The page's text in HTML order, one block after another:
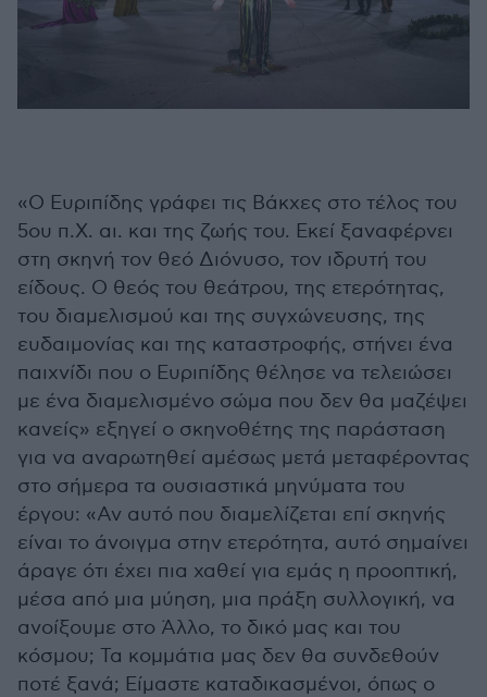
«Ο Ευριπίδης γράφει τις Βάκχες στο τέλος του
5ου π.Χ. αι. και της ζωής του. Εκεί ξαναφέρνει
στη σκηνή τον θεό Διόνυσο, τον ιδρυτή του
είδους. Ο θεός του θεάτρου, της ετερότητας,
του διαμελισμού και της συγχώνευσης, της
ευδαιμονίας και της καταστροφής, στήνει ένα
παιχνίδι που ο Ευριπίδης θέλησε να τελειώσει
με ένα διαμελισμένο σώμα που δεν θα μαζέψει
κανείς» εξηγεί ο σκηνοθέτης της παράσταση
για να αναρωτηθεί αμέσως μετά μεταφέροντας
στο σήμερα τα ουσιαστικά μηνύματα του
έργου: «Αν αυτό που διαμελίζεται επί σκηνής
είναι το άνοιγμα στην ετερότητα, αυτό σημαίνει
άραγε ότι έχει πια χαθεί για εμάς η προοπτική,
μέσα από μια μύηση, μια πράξη συλλογική, να
ανοίξουμε στο Άλλο, το δικό μας και του
κόσμου; Τα κομμάτια μας δεν θα συνδεθούν
ποτέ ξανά; Είμαστε καταδικασμένοι, όπως ο